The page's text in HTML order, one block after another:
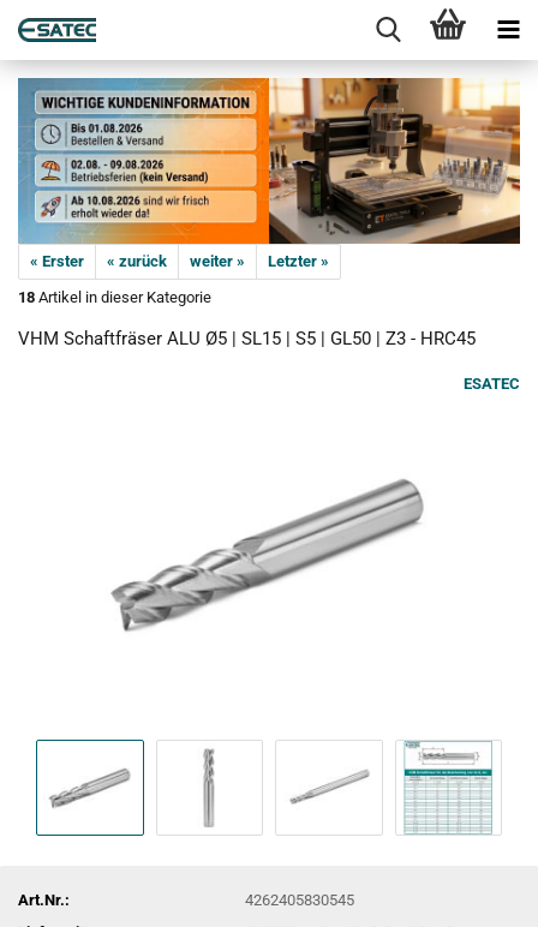
« Erster « zurück weiter »
Letzter »
18 Artikel in dieser Kategorie
VHM Schaftfräser ALU Ø5 | SL15 | S5 | GL50 | Z3 - HRC45
ESATEC
Art.Nr.:
4262405830545